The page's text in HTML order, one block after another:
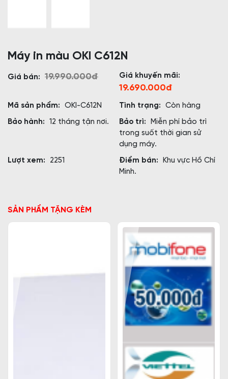
Máy in màu OKI C612N
Giá bán: 19.990.000đ Giá khuyến mãi:
19.690.000đ
Mã sản phẩm: OKI-C612N Tình trạng:
Còn hàng
Bảo hành:
12 tháng tận nơi. Bảo trì:
Miễn phí bảo trì
trong suốt thời gian sử
dụng máy.
Lượt xem:
2251 Điểm bán:
Khu vực Hồ Chí
Minh.
SẢN PHẨM TẶNG KÈM